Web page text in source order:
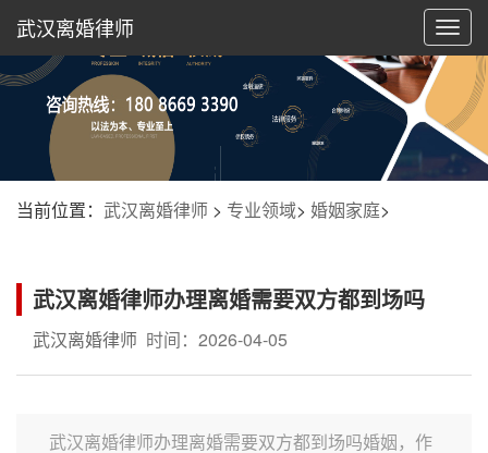
切
换
航
武汉离婚律师
当前位置： 武汉离婚律师 > 专业领域> 婚姻家庭>
武汉离婚律师办理离婚需要双方都到场吗
武汉离婚律师 时间：2026-04-05
武汉离婚律师办理离婚需要双方都到场吗婚姻，作